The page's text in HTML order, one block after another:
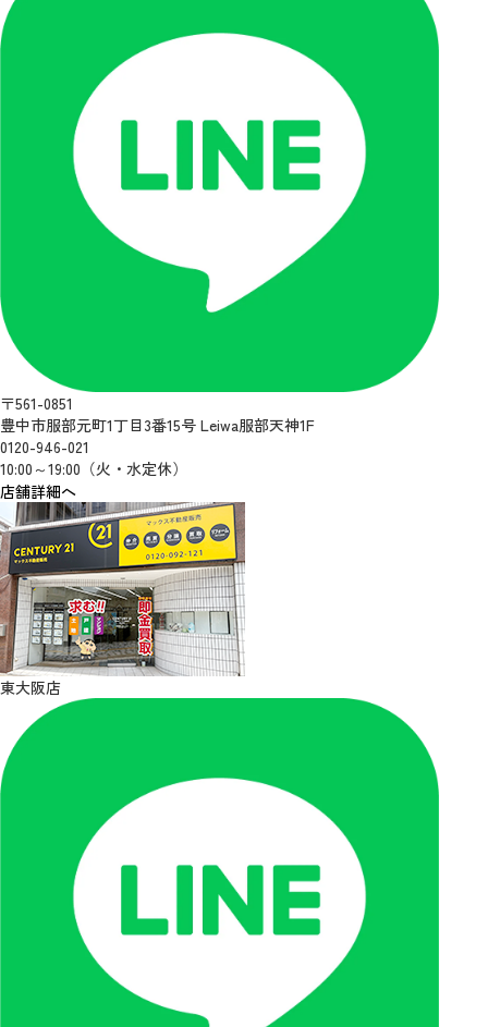
〒561-0851
豊中市服部元町1丁目3番15号 Leiwa服部天神1F
0120-946-021
10:00～19:00（火・水定休）
店舗詳細へ
東大阪店